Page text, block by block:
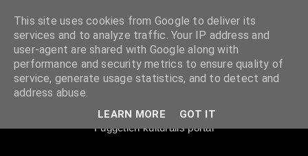
Súgópéldány
Független kulturális portál
This site uses cookies from Google to deliver its
services and to analyze traffic. Your IP address and
user-agent are shared with Google along with
performance and security metrics to ensure quality of
service, generate usage statistics, and to detect and
address abuse.
LEARN MORE GOT IT